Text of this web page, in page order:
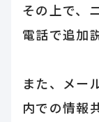
その上で、
電話で追加
また、メー
内での情報